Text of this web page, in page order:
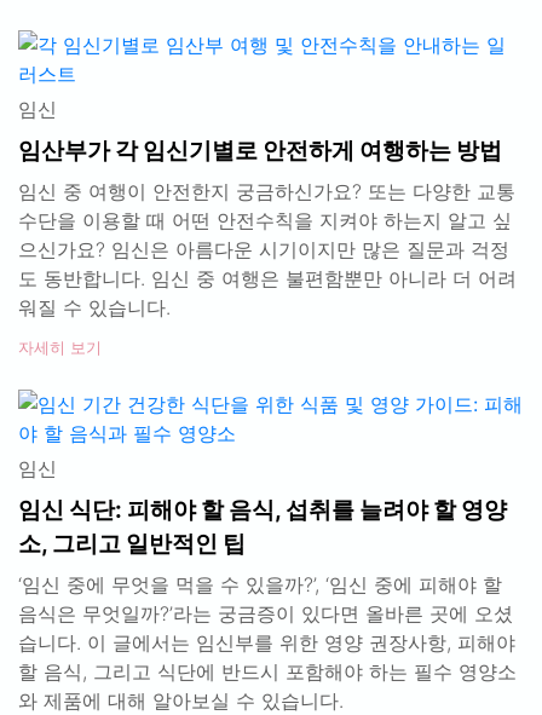
임신
임산부가 각 임신기별로 안전하게 여행하는 방법
임신 중 여행이 안전한지 궁금하신가요? 또는 다양한 교통
수단을 이용할 때 어떤 안전수칙을 지켜야 하는지 알고 싶
으신가요? 임신은 아름다운 시기이지만 많은 질문과 걱정
도 동반합니다. 임신 중 여행은 불편함뿐만 아니라 더 어려
워질 수 있습니다.
자세히 보기
임신
임신 식단: 피해야 할 음식, 섭취를 늘려야 할 영양
소, 그리고 일반적인 팁
‘임신 중에 무엇을 먹을 수 있을까?’, ‘임신 중에 피해야 할
음식은 무엇일까?’라는 궁금증이 있다면 올바른 곳에 오셨
습니다. 이 글에서는 임신부를 위한 영양 권장사항, 피해야
할 음식, 그리고 식단에 반드시 포함해야 하는 필수 영양소
와 제품에 대해 알아보실 수 있습니다.